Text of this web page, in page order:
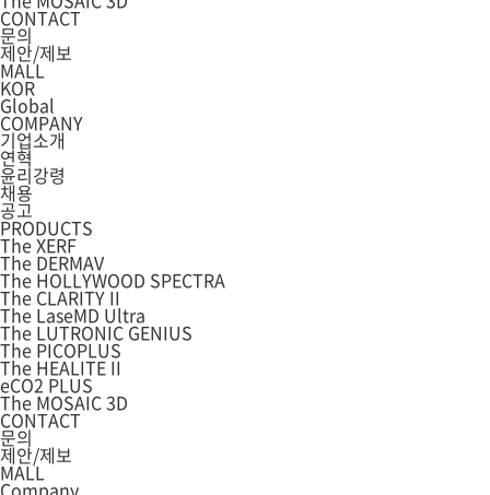
CONTACT
문의
제안/제보
MALL
KOR
Global
COMPANY
기업소개
연혁
윤리강령
채용
공고
PRODUCTS
The XERF
The DERMAV
The HOLLYWOOD SPECTRA
The CLARITY II
The LaseMD Ultra
The LUTRONIC GENIUS
The PICOPLUS
The HEALITE II
eCO2 PLUS
The MOSAIC 3D
CONTACT
문의
제안/제보
MALL
Company